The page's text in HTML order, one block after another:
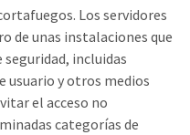
Los servidores
de unas instalaciones que
seguridad, incluidas
usuario y otros medios
el acceso no
categorías de